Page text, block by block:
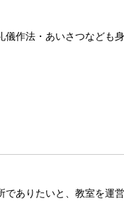
作法・あいさつなども身
ありたいと、教室を運